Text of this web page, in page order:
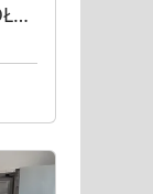
TYLKO DLA FIRM – DŁUGI TERMIN - Dom z ogrodem Katowice Piotrowice